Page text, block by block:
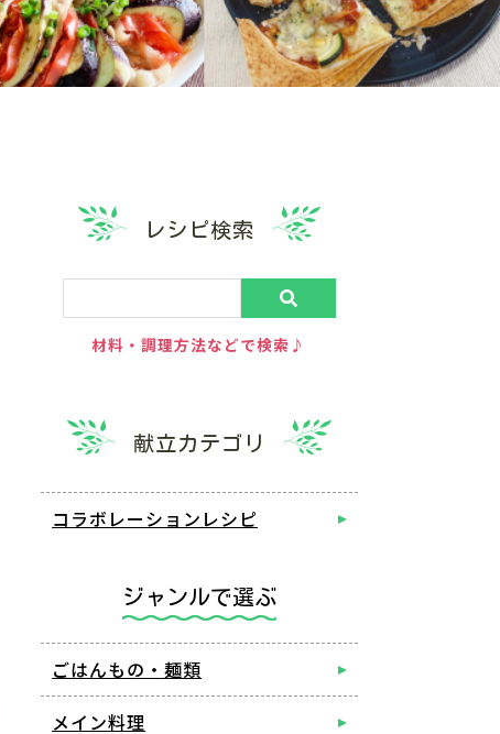
レシピ検索
材料・調理方法などで検索♪
献立カテゴリ
コラボレーションレシピ
ジャンルで選ぶ
ごはんもの・麺類
メイン料理